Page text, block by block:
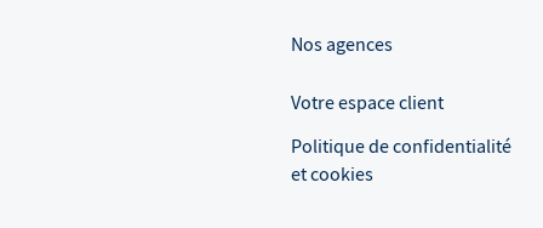
Nos agences
Votre espace client
Politique de confidentialité
et cookies